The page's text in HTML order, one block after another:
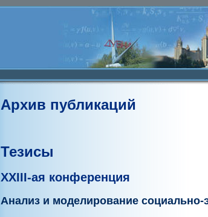
Архив публикаций
Тезисы
XXIII-ая конференция
Анализ и моделирование социально-